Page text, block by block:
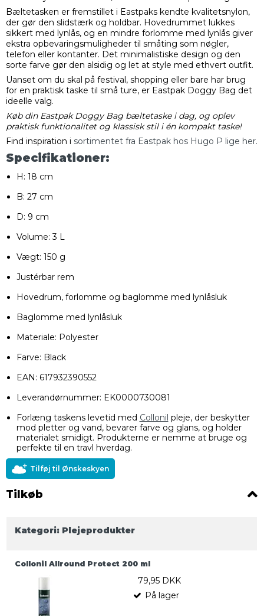
Bæltetasken er fremstillet i Eastpaks kendte kvalitetsnylon,
der gør den slidstærk og holdbar. Hovedrummet lukkes
sikkert med lynlås, og en mindre forlomme med lynlås giver
ekstra opbevaringsmuligheder til småting som nøgler,
telefon eller kontanter. Det minimalistiske design og den
sorte farve gør den alsidig og let at style med ethvert outfit.
Uanset om du skal på festival, shopping eller bare har brug
for en praktisk taske til små ture, er Eastpak Doggy Bag det
ideelle valg.
Køb din Eastpak Doggy Bag bæltetaske i dag, og oplev
praktisk funktionalitet og klassisk stil i én kompakt taske!
Find inspiration i sortimentet fra Eastpak hos Hugo P lige her.
Specifikationer:
H: 18 cm
B: 27 cm
D: 9 cm
Volume: 3 L
Vægt: 150 g
Justérbar rem
Hovedrum, forlomme og baglomme med lynlåsluk
Baglomme med lynlåsluk
Materiale: Polyester
Farve: Black
EAN: 617932390552
Leverandørnummer: EK0000730081
Forlæng taskens levetid med Collonil pleje, der beskytter
mod pletter og vand, bevarer farve og glans, og holder
materialet smidigt. Produkterne er nemme at bruge og
perfekte til en travl hverdag.
Tilføj til Ønskeskyen
Tilkøb
Kategori: Plejeprodukter
Collonil Allround Protect 200 ml
79,95 DKK
På lager